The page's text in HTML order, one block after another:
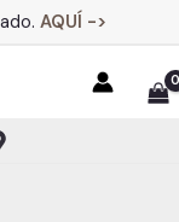
AQUÍ ->